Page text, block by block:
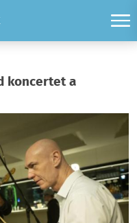
koncertet a